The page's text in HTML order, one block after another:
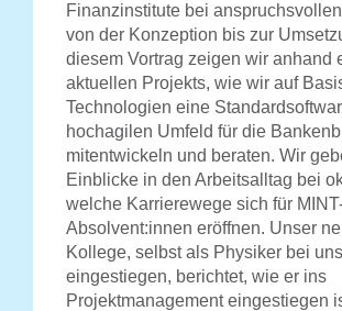
Finanzinstitute bei
von der Konzeption bis zur
diesem Vortrag zeigen wir anhand
aktuellen Projekts, wie wir auf
Technologien eine
hochagilen Umfeld für die
mitentwickeln und beraten. Wir
Einblicke in den Arbeitsalltag bei
welche Karrierewege sich für
Absolvent:innen eröffnen. Unser
Kollege, selbst als Physiker bei uns
eingestiegen, berichtet, wie er ins
Projektmanagement eingestiegen